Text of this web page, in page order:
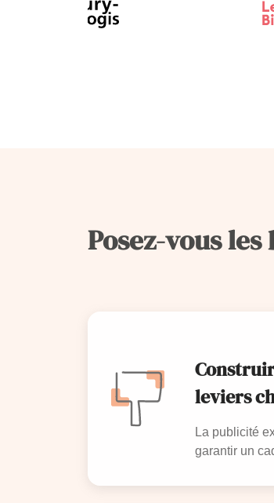
Posez-vous
leviers
La publicité
garantir un